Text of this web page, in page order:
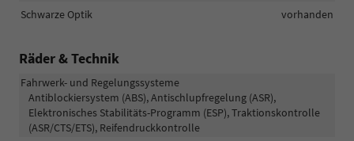
Schwarze Optik
vorhanden
Räder & Technik
Fahrwerk- und Regelungssysteme
Antiblockiersystem (ABS), Antischlupfregelung (ASR),
Elektronisches Stabilitäts-Programm (ESP), Traktionskontrolle
(ASR/CTS/ETS), Reifendruckkontrolle